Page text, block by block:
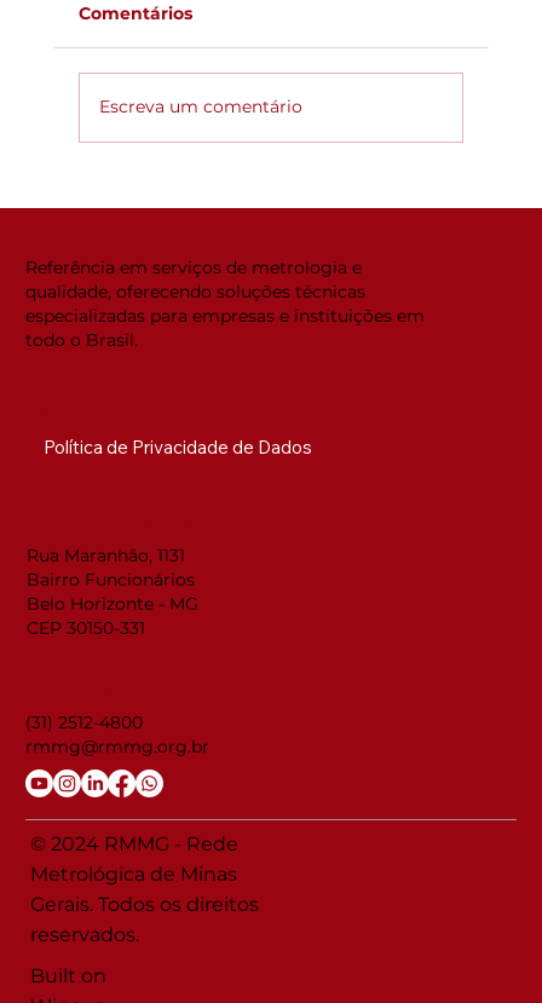
Comentários
Escreva um comentário
Referência em serviços de metrologia e
qualidade, oferecendo soluções técnicas
especializadas para empresas e instituições em
todo o Brasil.
Política de Privacidade de Dados
Rua Maranhão, 1131
Bairro Funcionários
Belo Horizonte - MG
CEP 30150-331
(31) 2512-4800
rmmg@rmmg.org.br
© 2024 RMMG - Rede
Metrológica de Minas
Gerais. Todos os direitos
reservados.
Built on